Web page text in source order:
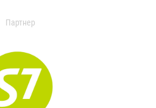
Партнер